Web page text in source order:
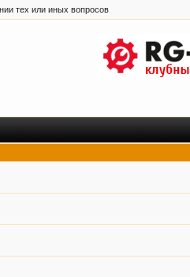
тех или иных вопросов